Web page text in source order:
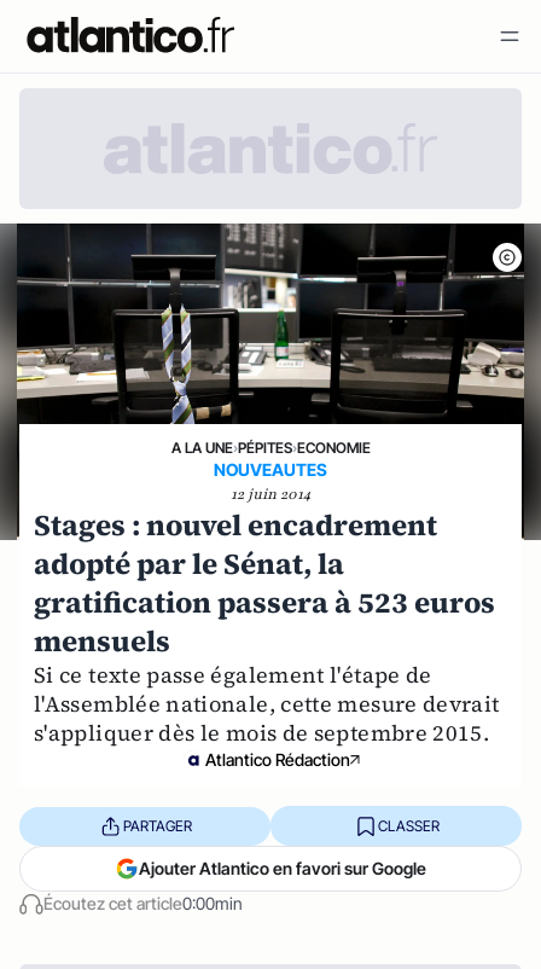
A LA UNE›PÉPITES›ECONOMIE
NOUVEAUTES
12 juin 2014
Stages : nouvel encadrement
adopté par le Sénat, la
gratification passera à 523 euros
mensuels
Si ce texte passe également l'étape de
l'Assemblée nationale, cette mesure devrait
s'appliquer dès le mois de septembre 2015.
Atlantico Rédaction
Écoutez cet article0:00min
PARTAGER CLASSER
Ajouter Atlantico en favori sur Google